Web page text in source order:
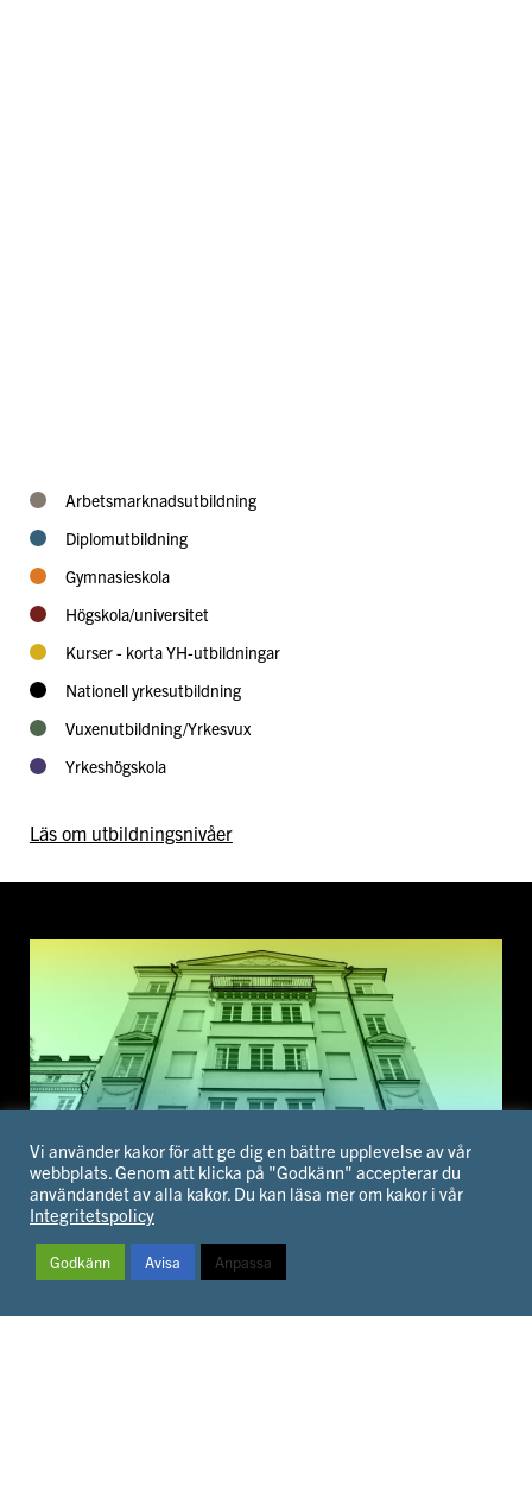
Arbetsmarknadsutbildning
Diplomutbildning
Gymnasieskola
Högskola/universitet
Kurser - korta YH-utbildningar
Nationell yrkesutbildning
Vuxenutbildning/Yrkesvux
Yrkeshögskola
Läs om utbildningsnivåer
Det här är fastighetsbranschen
Många tror att fastighetsbranschen handlar om att
Vi använder kakor för att ge dig en bättre upplevelse av vår
webbplats. Genom att klicka på "Godkänn" accepterar du
användandet av alla kakor. Du kan läsa mer om kakor i vår
Integritetspolicy
Godkänn Avisa Anpassa